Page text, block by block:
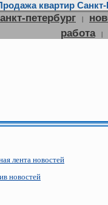
квартир
петербург |
работа
|
лента новостей
новостей